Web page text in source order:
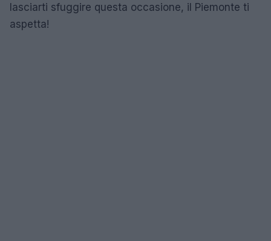
lasciarti sfuggire questa occasione, il Piemonte ti
aspetta!